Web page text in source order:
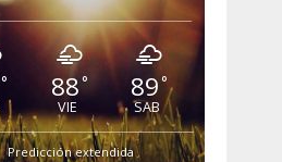
° 88°
VIE
89°
SAB
Predicción extendida